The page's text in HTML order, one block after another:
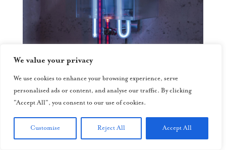
We value your privacy
We use cookies to enhance your browsing experience, serve
personalised ads or content, and analyse our traffic. By clicking
"Accept All", you consent to our use of cookies.
Customise Reject All Accept All